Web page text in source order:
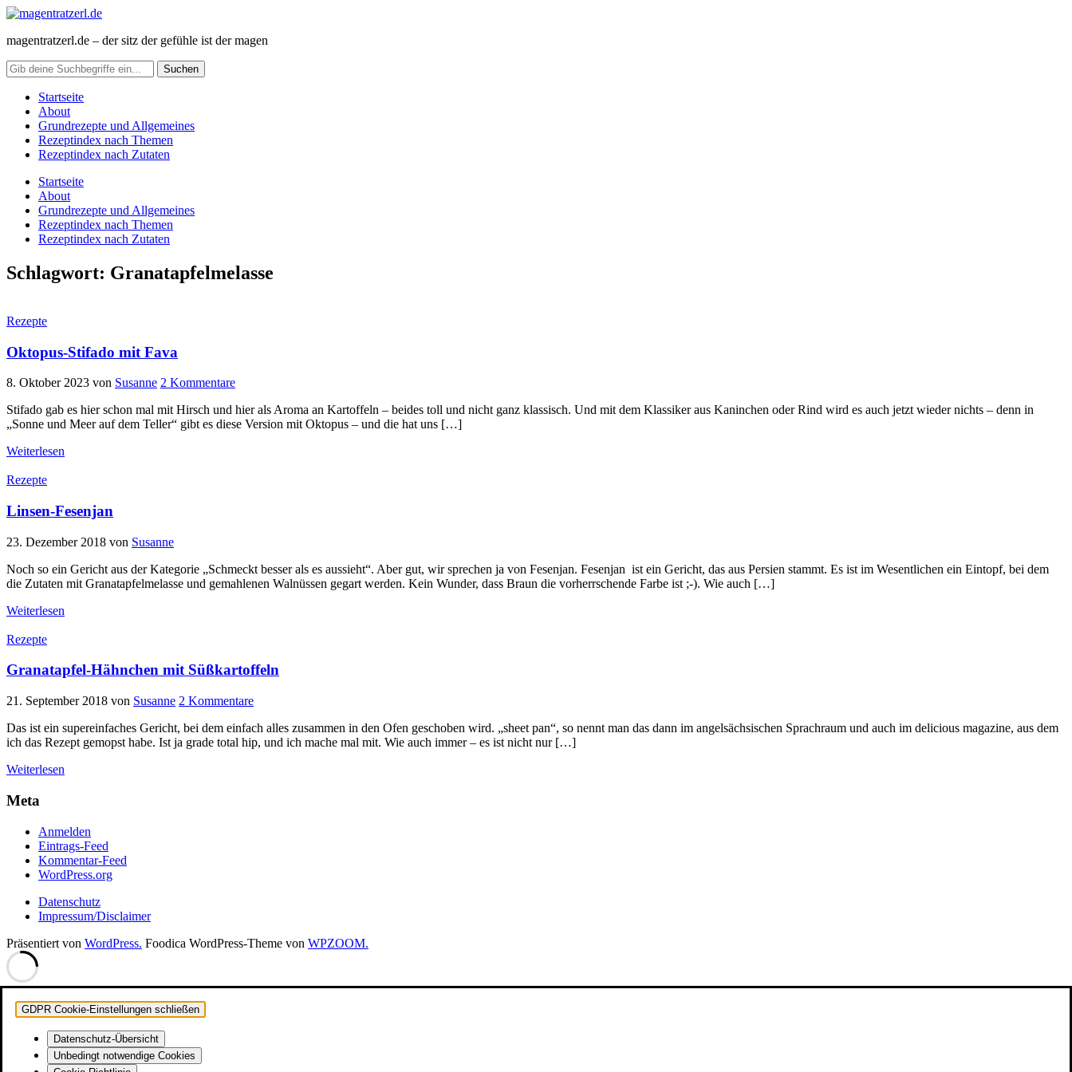
magentratzerl.de – der sitz der gefühle ist der magen
Startseite
About
Grundrezepte und Allgemeines
Rezeptindex nach Themen
Rezeptindex nach Zutaten
Startseite
About
Grundrezepte und Allgemeines
Rezeptindex nach Themen
Rezeptindex nach Zutaten
Schlagwort: Granatapfelmelasse
Rezepte
Oktopus-Stifado mit Fava
8. Oktober 2023 von Susanne 2 Kommentare
Stifado gab es hier schon mal mit Hirsch und hier als Aroma an Kartoffeln – beides toll und nicht ganz klassisch. Und mit dem Klassiker aus Kaninchen oder Rind wird es auch jetzt wieder nichts – denn in
„Sonne und Meer auf dem Teller“ gibt es diese Version mit Oktopus – und die hat uns […]
Weiterlesen
Rezepte
Linsen-Fesenjan
23. Dezember 2018 von Susanne
Noch so ein Gericht aus der Kategorie „Schmeckt besser als es aussieht“. Aber gut, wir sprechen ja von Fesenjan. Fesenjan ist ein Gericht, das aus Persien stammt. Es ist im Wesentlichen ein Eintopf, bei dem
die Zutaten mit Granatapfelmelasse und gemahlenen Walnüssen gegart werden. Kein Wunder, dass Braun die vorherrschende Farbe ist ;-). Wie auch […]
Weiterlesen
Rezepte
Granatapfel-Hähnchen mit Süßkartoffeln
21. September 2018 von Susanne 2 Kommentare
Das ist ein supereinfaches Gericht, bei dem einfach alles zusammen in den Ofen geschoben wird. „sheet pan“, so nennt man das dann im angelsächsischen Sprachraum und auch im delicious magazine, aus dem
ich das Rezept gemopst habe. Ist ja grade total hip, und ich mache mal mit. Wie auch immer – es ist nicht nur […]
Weiterlesen
Meta
Anmelden
Eintrags-Feed
Kommentar-Feed
WordPress.org
Datenschutz
Impressum/Disclaimer
Präsentiert von WordPress. Foodica WordPress-Theme von WPZOOM.
GDPR Cookie-Einstellungen schließen
Datenschutz-Übersicht
Unbedingt notwendige Cookies